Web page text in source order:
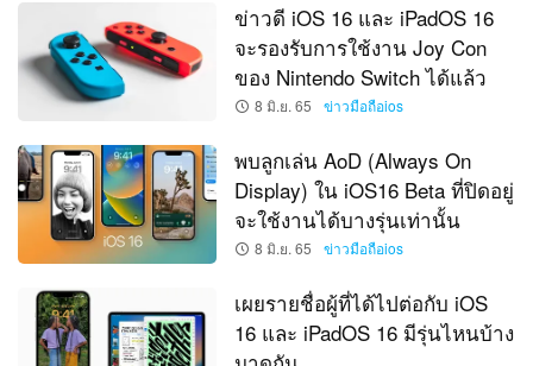
ข่าวดี iOS 16 และ iPadOS 16
จะรองรับการใช้งาน Joy Con
ของ Nintendo Switch ได้แล้ว
8 มิ.ย. 65 ข่าวมือถือios
พบลูกเล่น AoD (Always On
Display) ใน iOS16 Beta ที่ปิดอยู่
จะใช้งานได้บางรุ่นเท่านั้น
8 มิ.ย. 65 ข่าวมือถือios
เผยรายชื่อผู้ที่ได้ไปต่อกับ iOS
16 และ iPadOS 16 มีรุ่นไหนบ้าง